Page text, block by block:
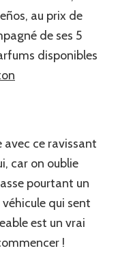
au prix de
de ses 5
disponibles
ce ravissant
car on oublie
pourtant un
qui sent
est un vrai
!